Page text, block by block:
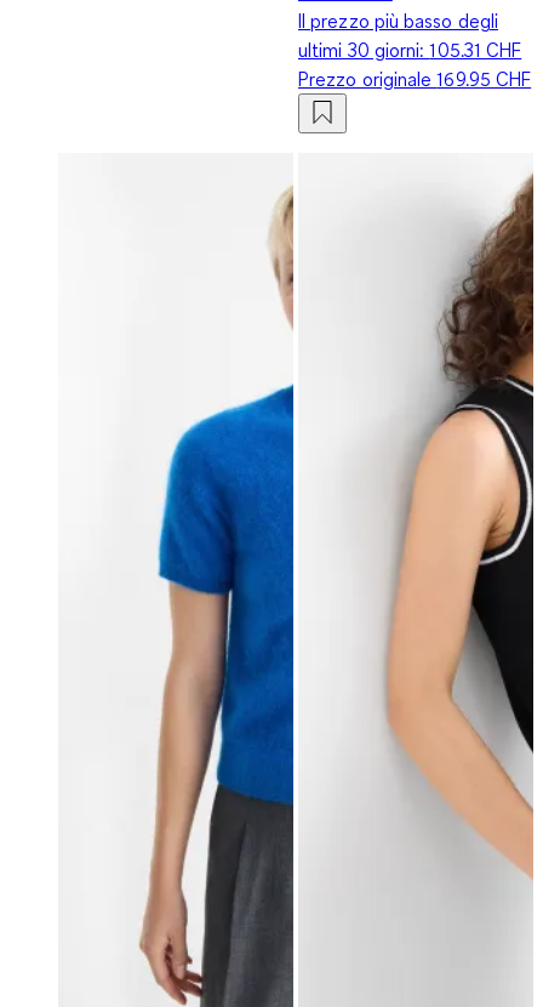
Il prezzo più basso degli
ultimi 30 giorni:105.31 CHF
Prezzo originale169.95 CHF